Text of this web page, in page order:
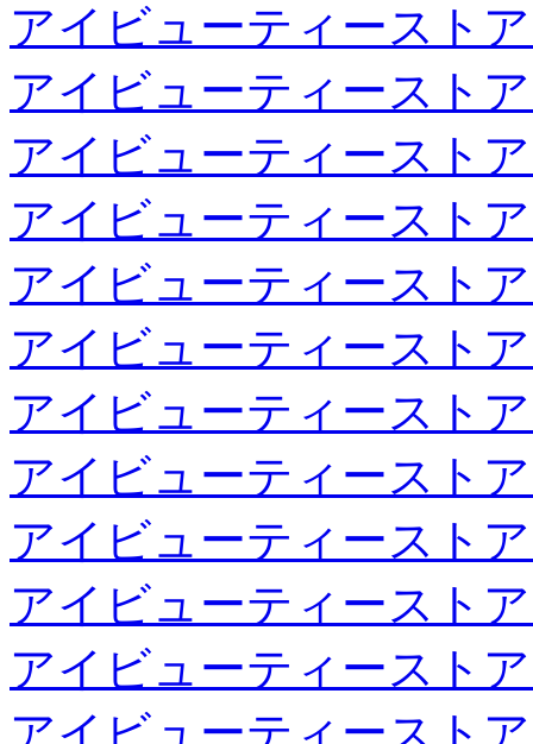
アイビューティースト
アイビューティースト
アイビューティースト
アイビューティースト
アイビューティースト
アイビューティースト
アイビューティースト
アイビューティースト
アイビューティースト
アイビューティースト
アイビューティースト
アイビューティースト